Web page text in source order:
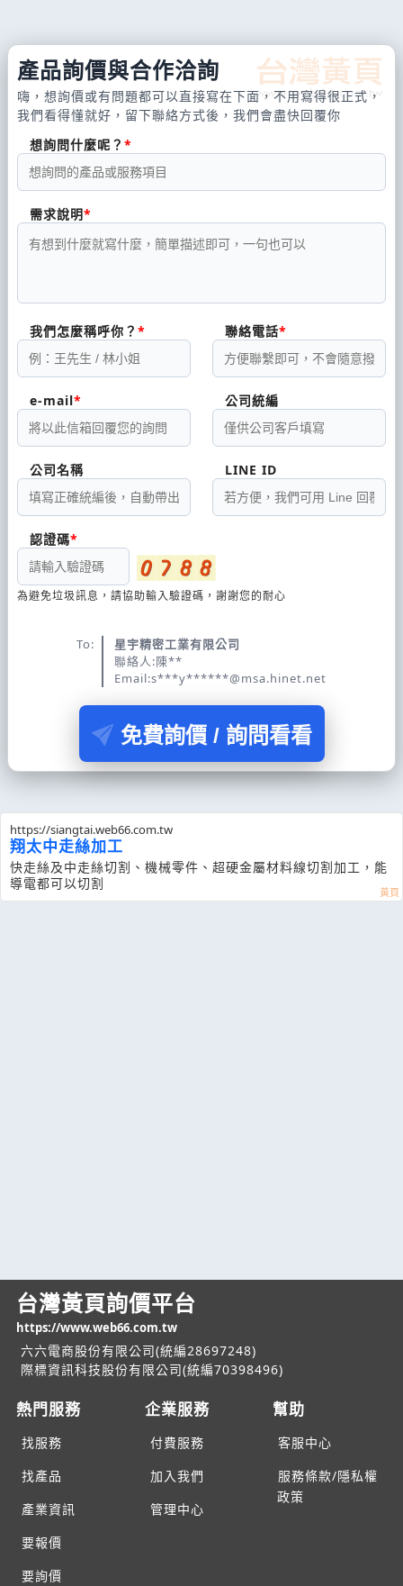
產品詢價與合作洽詢
嗨，想詢價或有問題都可以直接寫在下面，不用寫得很正式，
我們看得懂就好，留下聯絡方式後，我們會盡快回覆你
想詢問什麼呢？
需求說明
我們怎麼稱呼你？ 聯絡電話
e-mail 公司統編
公司名稱 LINE ID
認證碼
為避免垃圾訊息，請協助輸入驗證碼，謝謝您的耐心
To:
星宇精密工業有限公司
聯絡人:陳**
Email:s***y******@msa.hinet.net
免費詢價 / 詢問看看
https://siangtai.web66.com.tw
翔太中走絲加工
快走絲及中走絲切割、機械零件、超硬金屬材料線切割加工，能
導電都可以切割
台灣黃頁詢價平台
https://www.web66.com.tw
六六電商股份有限公司(統編28697248)
際標資訊科技股份有限公司(統編70398496)
熱門服務
找服務
找產品
產業資訊
要報價
要詢價
企業服務
付費服務
加入我們
管理中心
幫助
客服中心
服務條款/隱私權
政策